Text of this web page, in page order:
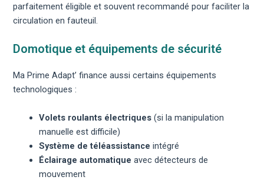
parfaitement éligible et souvent recommandé pour faciliter la
circulation en fauteuil.
Domotique et équipements de sécurité
Ma Prime Adapt’ finance aussi certains équipements
technologiques :
Volets roulants électriques (si la manipulation
manuelle est difficile)
Système de téléassistance intégré
Éclairage automatique avec détecteurs de
mouvement